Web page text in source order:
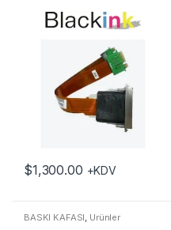
$1,300.00 +KDV
BASKI KAFASI, Ürünler